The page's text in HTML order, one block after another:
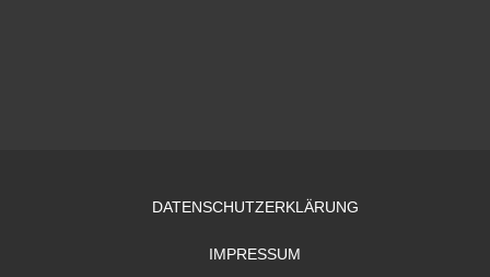
DATENSCHUTZERKLÄRUNG
IMPRESSUM